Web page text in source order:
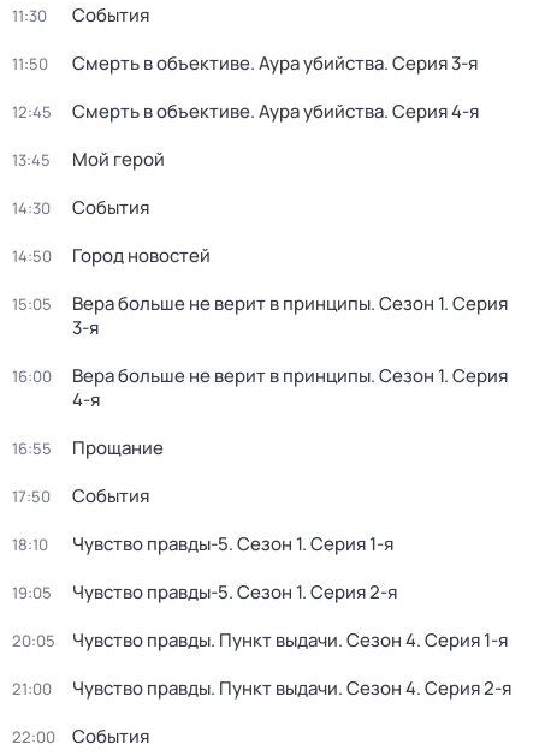
11:30 События
11:50 Смерть в объективе. Аура убийства. Серия 3-я
12:45 Смерть в объективе. Аура убийства. Серия 4-я
13:45 Мой герой
14:30 События
14:50 Город новостей
15:05 Вера больше не верит в принципы. Сезон 1. Серия
3-я
16:00 Вера больше не верит в принципы. Сезон 1. Серия
4-я
16:55 Прощание
17:50 События
18:10 Чувство правды-5. Сезон 1. Серия 1-я
19:05 Чувство правды-5. Сезон 1. Серия 2-я
20:05 Чувство правды. Пункт выдачи. Сезон 4. Серия 1-я
21:00 Чувство правды. Пункт выдачи. Сезон 4. Серия 2-я
22:00 События